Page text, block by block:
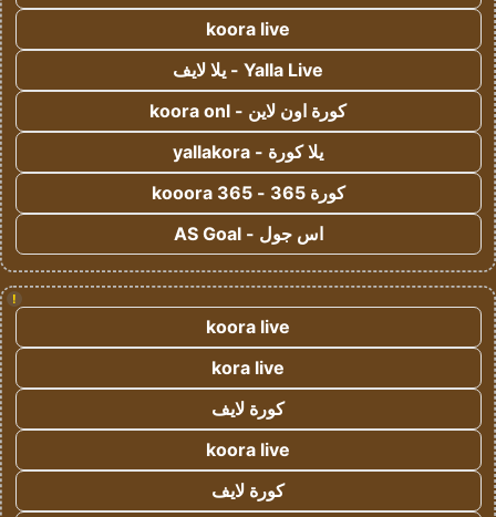
koora live
Yalla Live - يلا لايف
كورة اون لاين - koora onl
يلا كورة - yallakora
كورة 365 - kooora 365
اس جول - AS Goal
!
koora live
kora live
كورة لايف
koora live
كورة لايف